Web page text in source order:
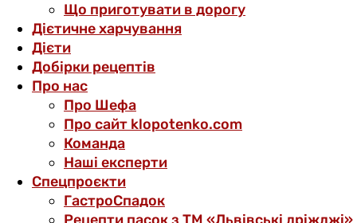
Що приготувати в дорогу
Дієтичне харчування
Дієти
Добірки рецептів
Про нас
Про Шефа
Про сайт klopotenko.com
Команда
Наші експерти
Спецпроєкти
ГастроСпадок